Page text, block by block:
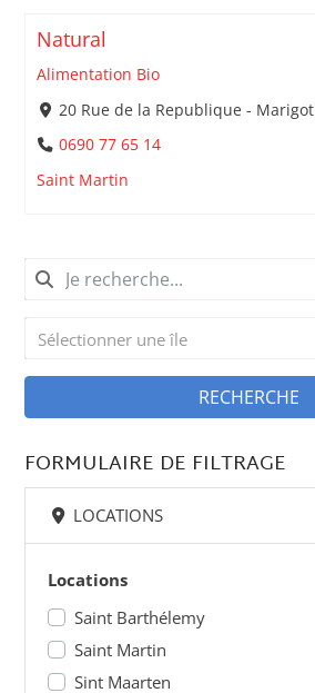
Natural
Alimentation Bio
20 Rue de la Republique - Marigot
0690 77 65 14
Saint Martin
Sélectionner une île
RECHERCHE
FORMULAIRE DE FILTRAGE
LOCATIONS
Locations
Saint Barthélemy
Saint Martin
Sint Maarten